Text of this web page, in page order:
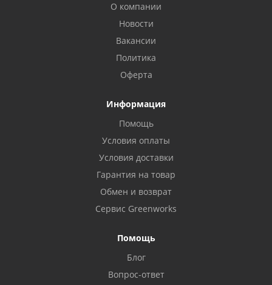
О компании
Новости
Вакансии
Политика
Оферта
Информация
Помощь
Условия оплаты
Условия доставки
Гарантия на товар
Обмен и возврат
Сервис Greenworks
Помощь
Блог
Вопрос-ответ